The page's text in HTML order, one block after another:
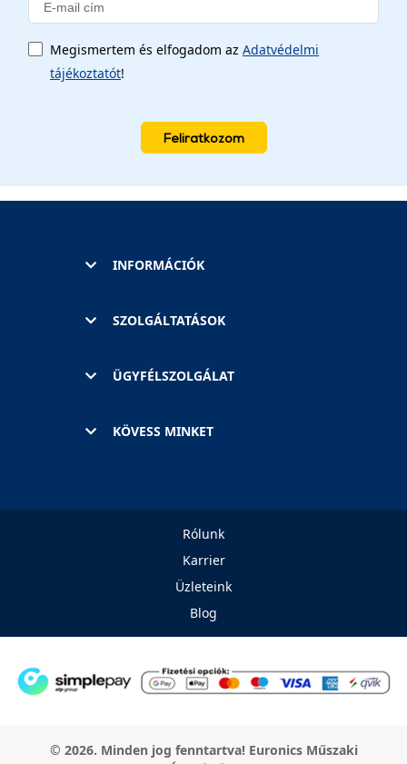
Megismertem és elfogadom az Adatvédelmi
tájékoztatót!
Feliratkozom
INFORMÁCIÓK
SZOLGÁLTATÁSOK
ÜGYFÉLSZOLGÁLAT
KÖVESS MINKET
Rólunk
Karrier
Üzleteink
Blog
© 2026. Minden jog fenntartva! Euronics Műszaki